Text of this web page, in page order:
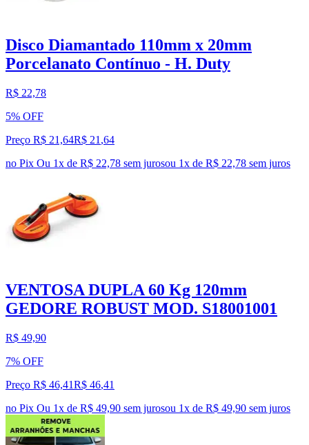
Disco Diamantado 110mm x 20mm
Porcelanato Contínuo - H. Duty
R$ 22,78
5% OFF
Preço R$ 21,64R$ 21 ,64
no Pix Ou 1x de R$ 22,78 sem jurosou 1x de R$ 22,78 sem juros
VENTOSA DUPLA 60 Kg 120mm
GEDORE ROBUST MOD. S18001001
R$ 49,90
7% OFF
Preço R$ 46,41R$ 46,41
no Pix Ou 1x de R$ 49,90 sem jurosou 1x de R$ 49,90 sem juros